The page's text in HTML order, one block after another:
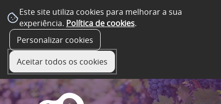
Este site utiliza cookies para melhorar a sua
experiência. Política de cookies.
Personalizar cookies
Aceitar todos os cookies